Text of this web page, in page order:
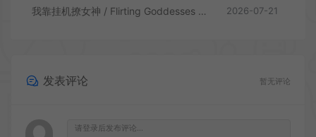
我靠挂机撩女神 / Flirting Goddesses by AFK 休闲放置RPG游戏 2026-07-21
发表评论 暂无评论